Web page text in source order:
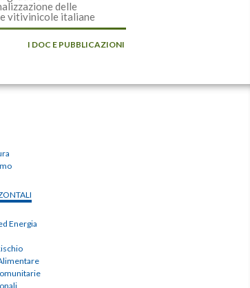
delle
vitivinicole italiane
I DOC E PUBBLICAZIONI
Energia